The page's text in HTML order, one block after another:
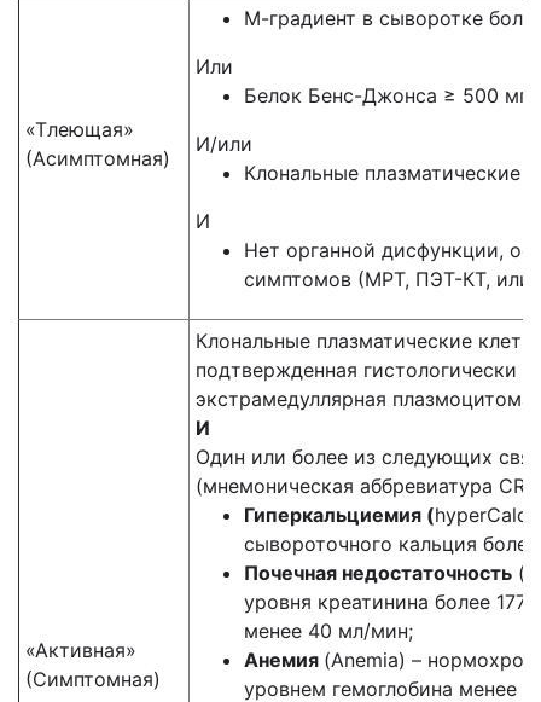
«Тлеющая»
(Асимптомная)
М-градиент в сыворотке
Или
Белок Бенс-Джонса ≥ 500 мг
И/или
Клональные плазматические
И
Нет органной дисфункции,
симптомов (МРТ, ПЭТ-КТ, или
«Активная»
(Симптомная)
Клональные плазматические
подтвержденная гистологически
экстрамедуллярная плазмоцитома
И
Один или более из следующих
(мнемоническая аббревиатура
Гиперкальциемия (
сывороточного кальция
Почечная недостаточность
уровня креатинина более
менее 40 мл/мин;
Анемия (Anemia) –
уровнем гемоглобина менее